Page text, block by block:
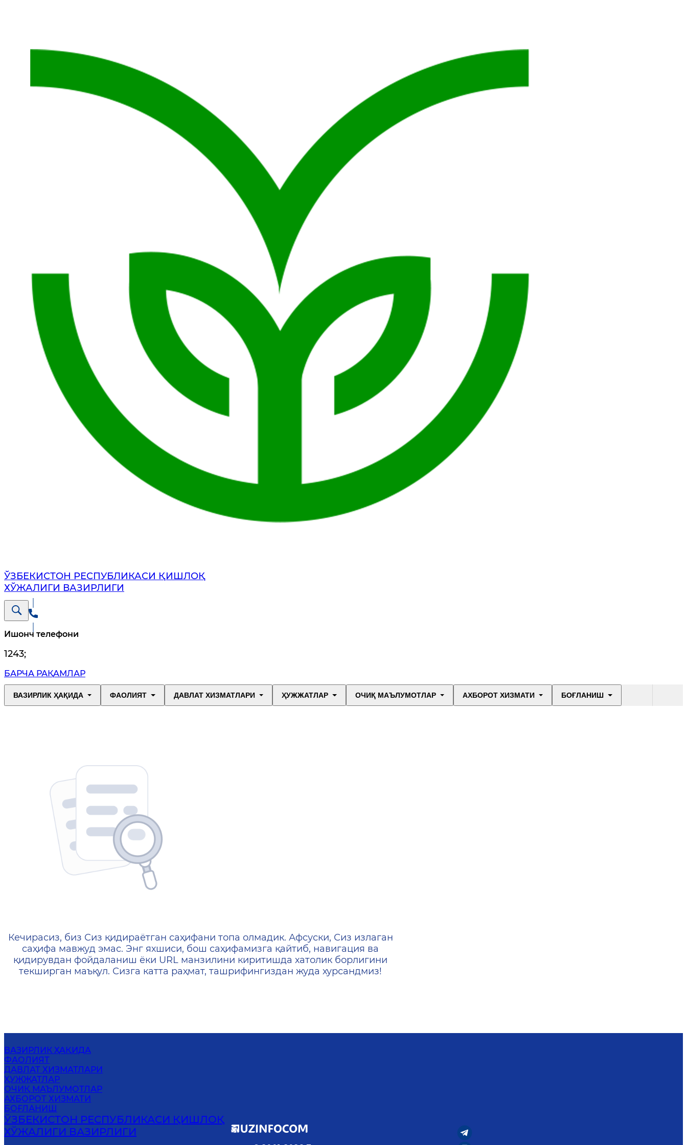
ЎЗБЕКИСТОН РЕСПУБЛИКАСИ ҚИШЛОҚ
ХЎЖАЛИГИ ВАЗИРЛИГИ
Ишонч телефони
1243;
БАРЧА РАҚАМЛАР
ВАЗИРЛИК ҲАҚИДА ФАОЛИЯТ ДАВЛАТ ХИЗМАТЛАРИ ҲУЖЖАТЛАР ОЧИҚ МАЪЛУМОТЛАР АХБОРОТ ХИЗМАТИ БОҒЛАНИШ
404 — Страница не найдена
Кечирасиз, биз Сиз қидираётган саҳифани топа олмадик. Афсуски, Сиз излаган
саҳифа мавжуд эмас. Энг яхшиси, бош саҳифамизга қайтиб, навигация ва
қидирувдан фойдаланиш ёки URL манзилини киритишда хатолик борлигини
текширган маъқул. Сизга катта раҳмат, ташрифингиздан жуда хурсандмиз!
ВАЗИРЛИК ҲАҚИДА
ФАОЛИЯТ
ДАВЛАТ ХИЗМАТЛАРИ
ҲУЖЖАТЛАР
ОЧИҚ МАЪЛУМОТЛАР
АХБОРОТ ХИЗМАТИ
БОҒЛАНИШ
ЎЗБЕКИСТОН РЕСПУБЛИКАСИ ҚИШЛОҚ
ХЎЖАЛИГИ ВАЗИРЛИГИ